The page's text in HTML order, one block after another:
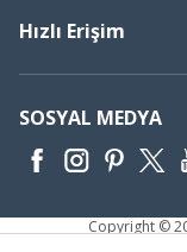
Hızlı Erişim
SOSYAL MEDYA
Copyright ©